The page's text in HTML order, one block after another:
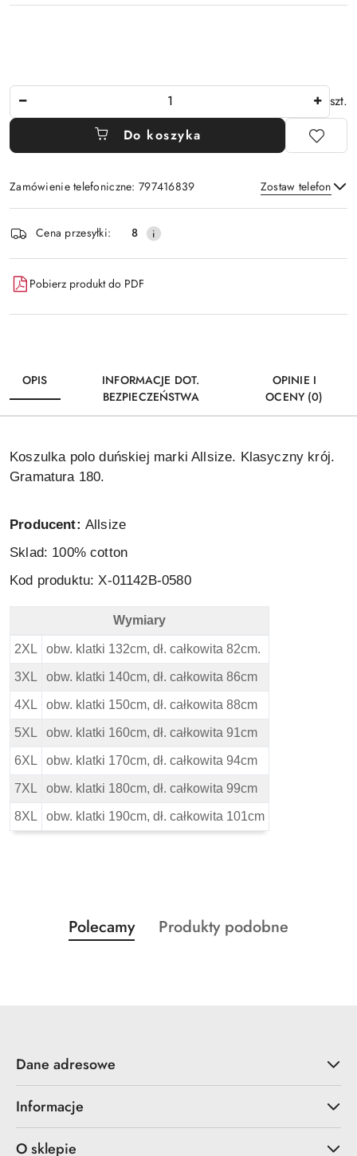
szt.
Do koszyka
Zamówienie telefoniczne: 797416839 Zostaw telefon
Wyślij
Dostępność
i
dostawa
Cena przesyłki: 8
Pobierz produkt do PDF
OPIS
INFORMACJE DOT.
BEZPIECZEŃSTWA
OPINIE I
OCENY (0)
Koszulka polo duńskiej marki Allsize. Klasyczny krój.
Gramatura 180.
Producent: Allsize
Sklad: 100% cotton
Kod produktu: X-01142B-0580
North 56 4 Duża Koszulka Polo - Wymiary
Wymiary
2XL obw. klatki 132cm, dł. całkowita 82cm.
3XL obw. klatki 140cm, dł. całkowita 86cm
4XL obw. klatki 150cm, dł. całkowita 88cm
5XL obw. klatki 160cm, dł. całkowita 91cm
6XL obw. klatki 170cm, dł. całkowita 94cm
7XL obw. klatki 180cm, dł. całkowita 99cm
8XL obw. klatki 190cm, dł. całkowita 101cm
Pomiń karuzelę produktów
Produkty
o
Polecamy
Produkty
Produkty podobne
Dane adresowe
Informacje
O sklepie